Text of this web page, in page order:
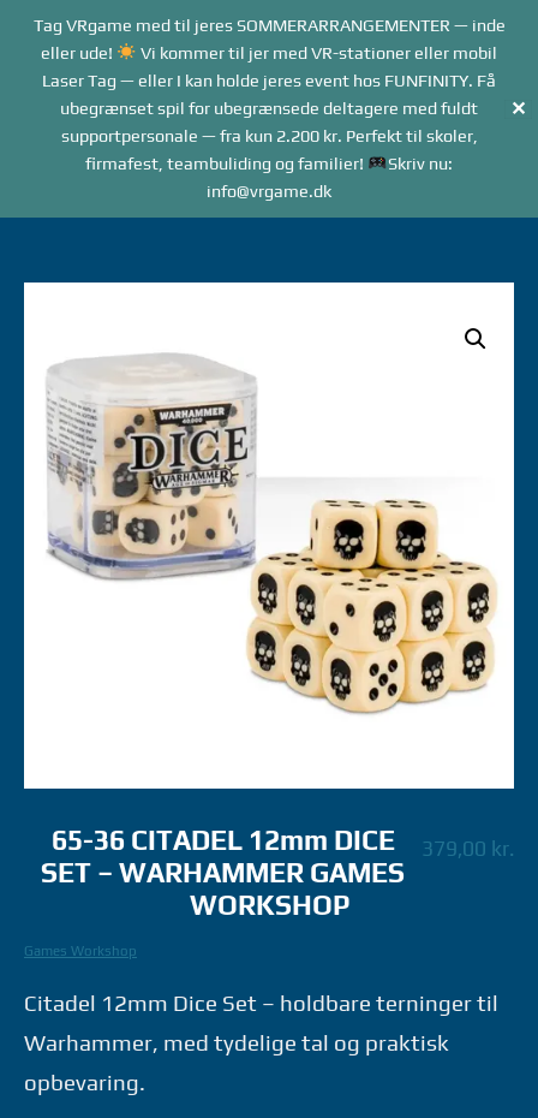
Tag VRgame med til jeres SOMMERARRANGEMENTER — inde
eller ude!
Vi kommer til jer med VR-stationer eller mobil
Laser Tag — eller I kan holde jeres event hos FUNFINITY. Få
ubegrænset spil for ubegrænsede deltagere med fuldt
supportpersonale — fra kun 2.200 kr. Perfekt til skoler,
firmafest, teambuliding og familier!
Skriv nu:
info@vrgame.dk
✕
indhold
Menu
379,00 kr.
65-36 CITADEL 12mm DICE
SET – WARHAMMER GAMES
WORKSHOP
Games Workshop
Citadel 12mm Dice Set – holdbare terninger til
Warhammer, med tydelige tal og praktisk
opbevaring.